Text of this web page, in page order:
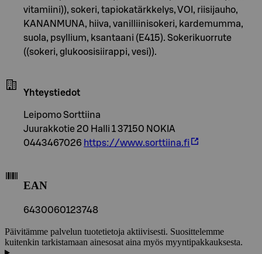
vitamiini)), sokeri, tapiokatärkkelys, VOI, riisijauho,
KANANMUNA, hiiva, vanilliinisokeri, kardemumma,
suola, psyllium, ksantaani (E415). Sokerikuorrute
((sokeri, glukoosisiirappi, vesi)).
Yhteystiedot
Leipomo Sorttiina
Juurakkotie 20 Halli 1 37150 NOKIA
0443467026 https://www.sorttiina.fi
EAN
6430060123748
Päivitämme palvelun tuotetietoja aktiivisesti. Suosittelemme
kuitenkin tarkistamaan ainesosat aina myös myyntipakkauksesta.